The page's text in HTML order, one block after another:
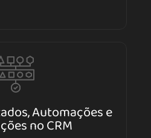
Automações e
no CRM